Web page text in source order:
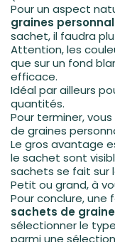
Pour un aspect
graines
sachet, il faudra
Attention, les
que sur un fond
efficace.
Idéal par ailleurs
quantités.
Pour terminer,
de graines
Le gros avantage
le sachet sont
sachets se fait sur
Petit ou grand, à
Pour conclure, une
sachets de
sélectionner le
parmi une